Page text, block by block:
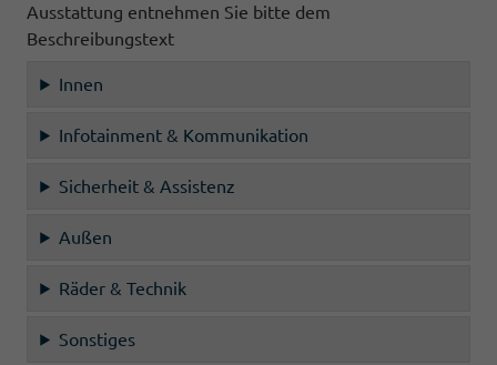
Ausstattung entnehmen Sie bitte dem
Beschreibungstext
Innen
Infotainment & Kommunikation
Sicherheit & Assistenz
Außen
Räder & Technik
Sonstiges